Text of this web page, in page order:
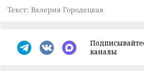
Текст: Валерия Городецкая
каналы